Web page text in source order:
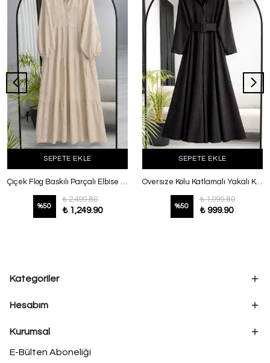
SEPETE EKLE
Çiçek Flog Baskılı Parçalı Elbise Bej
%50
₺ 2,499.80
₺ 1,249.90
SEPETE EKLE
Oversıze Kolu Katlamalı Yakalı Kalın Kemerli Elbise Siyah
%50
₺ 1,999.80
₺ 999.90
Kategoriler
Hesabım
Kurumsal
E-Bülten Aboneliği